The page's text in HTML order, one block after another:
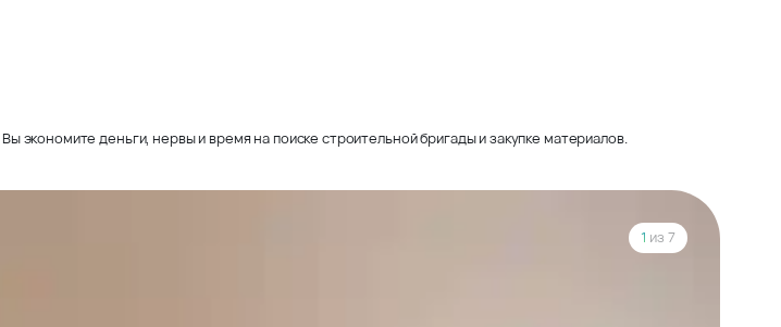
деньги, нервы и время на поиске строительной бригады и закупке материалов.
1 из 7